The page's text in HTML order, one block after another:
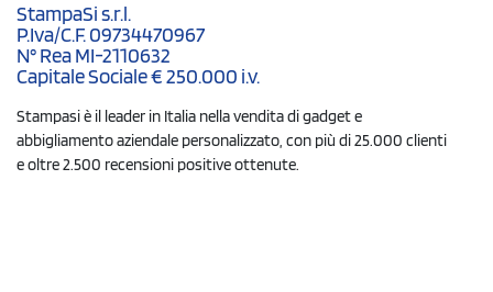
StampaSi s.r.l.
P.Iva/C.F. 09734470967
N° Rea MI-2110632
Capitale Sociale € 250.000 i.v.
Stampasi è il leader in Italia nella vendita di gadget e
abbigliamento aziendale personalizzato, con più di 25.000 clienti
e oltre 2.500 recensioni positive ottenute.